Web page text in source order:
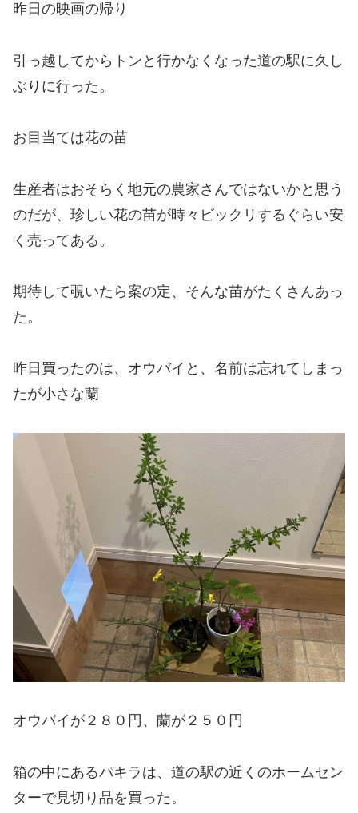
昨日の映画の帰り
引っ越してからトンと行かなくなった道の駅に久し
ぶりに行った。
お目当ては花の苗
生産者はおそらく地元の農家さんではないかと思う
のだが、珍しい花の苗が時々ビックリするぐらい安
く売ってある。
期待して覗いたら案の定、そんな苗がたくさんあっ
た。
昨日買ったのは、オウバイと、名前は忘れてしまっ
たが小さな蘭
オウバイが２８０円、蘭が２５０円
箱の中にあるパキラは、道の駅の近くのホームセン
ターで見切り品を買った。